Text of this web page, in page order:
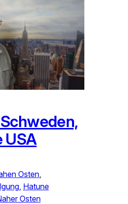
USA
Osten
, Hatune
Osten